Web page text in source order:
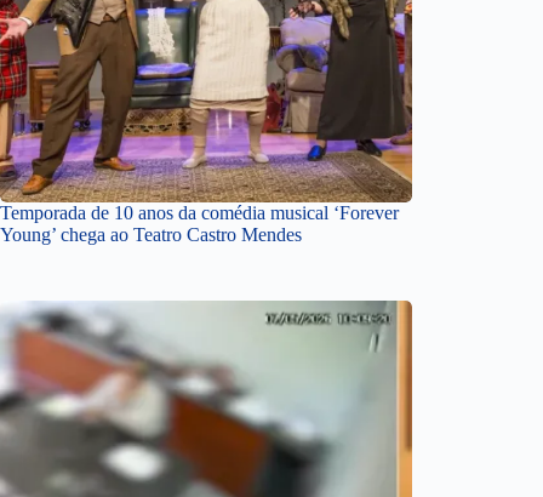
Temporada de 10 anos da comédia musical ‘Forever
Young’ chega ao Teatro Castro Mendes